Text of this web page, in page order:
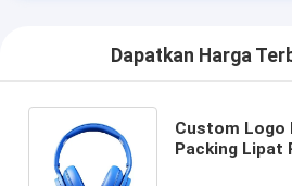
Dapatkan Harga
Custom Logo
Packing Lipat